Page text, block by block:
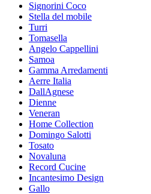
Signorini Coco
Stella del mobile
Turri
Tomasella
Angelo Cappellini
Samoa
Gamma Arredamenti
Aerre Italia
DallAgnese
Dienne
Veneran
Home Collection
Domingo Salotti
Tosato
Novaluna
Record Cucine
Incantesimo Design
Gallo